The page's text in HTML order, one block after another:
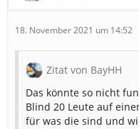
18. November 2021 um 14:52
Zitat von BayHH
Das könnte so nicht
Blind 20 Leute auf
für was die sind und